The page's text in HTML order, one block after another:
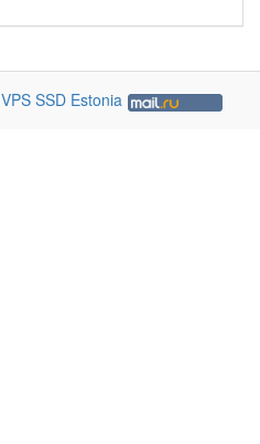
VPS SSD Estonia